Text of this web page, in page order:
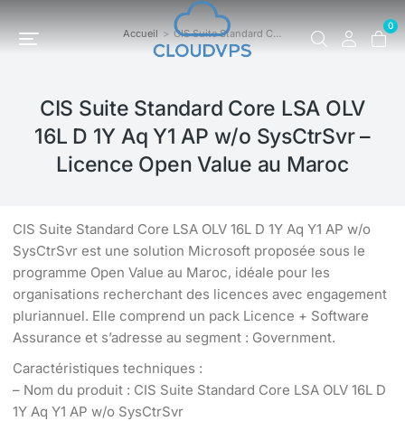
0
Vous êtes ici : Accueil CIS Suite Standard C…
CIS Suite Standard Core LSA OLV
16L D 1Y Aq Y1 AP w/o SysCtrSvr –
Licence Open Value au Maroc
CIS Suite Standard Core LSA OLV 16L D 1Y Aq Y1 AP w/o
SysCtrSvr est une solution Microsoft proposée sous le
programme Open Value au Maroc, idéale pour les
organisations recherchant des licences avec engagement
pluriannuel. Elle comprend un pack Licence + Software
Assurance et s’adresse au segment : Government.
Caractéristiques techniques :
– Nom du produit : CIS Suite Standard Core LSA OLV 16L D
1Y Aq Y1 AP w/o SysCtrSvr